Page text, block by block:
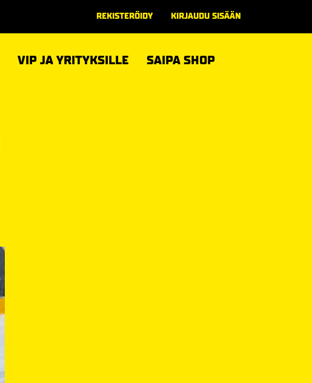
REKISTERÖIDY KIRJAUDU SISÄÄN
VIP JA YRITYKSILLE SAIPA SHOP